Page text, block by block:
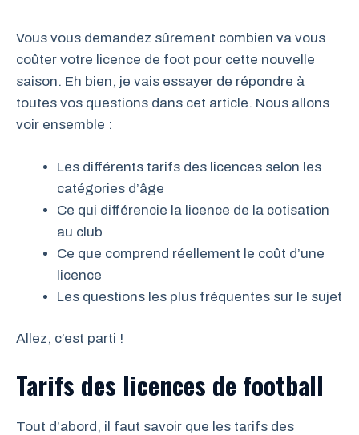
Vous vous demandez sûrement combien va vous
coûter votre licence de foot pour cette nouvelle
saison. Eh bien, je vais essayer de répondre à
toutes vos questions dans cet article. Nous allons
voir ensemble :
Les différents tarifs des licences selon les
catégories d’âge
Ce qui différencie la licence de la cotisation
au club
Ce que comprend réellement le coût d’une
licence
Les questions les plus fréquentes sur le sujet
Allez, c’est parti !
Tarifs des licences de football
Tout d’abord, il faut savoir que les tarifs des